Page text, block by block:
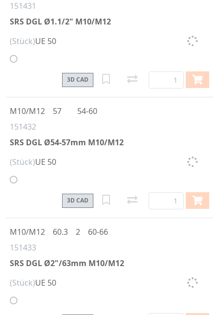
151431
SRS DGL Ø1.1/2" M10/M12
(Stück)UE 50
3D CAD
151432
SRS DGL Ø54-57mm M10/M12
M10/M12 57 54-60
(Stück)UE 50
3D CAD
151433
SRS DGL Ø2"/63mm M10/M12
M10/M12 60.3 2 60-66
(Stück)UE 50